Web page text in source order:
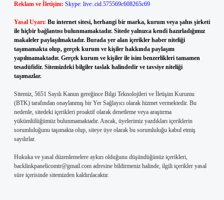
Reklam ve İletişim: Skype: live:.cid.575569c608265c69
Yasal Uyarı: Bu internet sitesi, herhangi bir marka, kurum veya şahıs şirketi
ile hiçbir bağlantısı bulunmamaktadır. Sitede yalnızca kendi hazırladığımız
makaleler paylaşılmaktadır. Burada yer alan içerikler haber niteliği
taşımamakta olup, gerçek kurum ve kişiler hakkında paylaşım
yapılmamaktadır. Gerçek kurum ve kişiler ile isim benzerlikleri tamamen
tesadüfidir. Sitemizdeki bilgiler taslak halindedir ve tavsiye niteliği
taşımazlar.
Sitemiz, 5651 Sayılı Kanun gereğince Bilgi Teknolojileri ve İletişim Kurumu
(BTK) tarafından onaylanmış bir Yer Sağlayıcı olarak hizmet vermektedir. Bu
nedenle, sitedeki içerikleri proaktif olarak denetleme veya araştırma
yükümlülüğümüz bulunmamaktadır. Ancak, üyelerimiz yazdıkları içeriklerin
sorumluluğunu taşımakta olup, siteye üye olarak bu sorumluluğu kabul etmiş
sayılırlar.
Hukuka ve yasal düzenlemelere aykırı olduğunu düşündüğünüz içerikleri,
backlinkpanelicomtr@gmail.com adresine bildirmeniz halinde, ilgili içerikler yasal
süre içerisinde sitemizden kaldırılacaktır.